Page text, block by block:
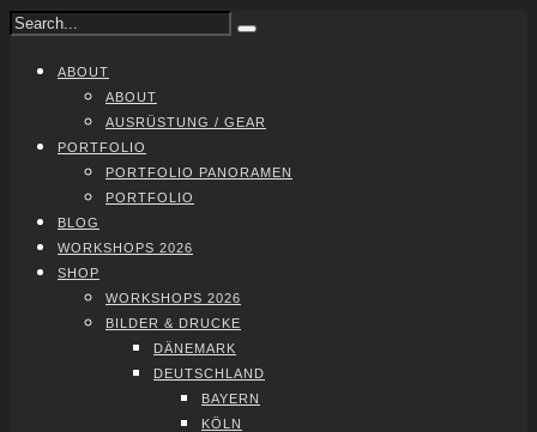
ABOUT
ABOUT
AUS­RÜS­TUNG / GEAR
PORT­FO­LIO
PORT­FO­LIO PAN­ORA­MEN
PORT­FO­LIO
BLOG
WORK­SHOPS 2026
SHOP
WORK­SHOPS 2026
BIL­DER & DRU­CKE
DÄNE­MARK
DEUTSCH­LAND
BAY­ERN
KÖLN